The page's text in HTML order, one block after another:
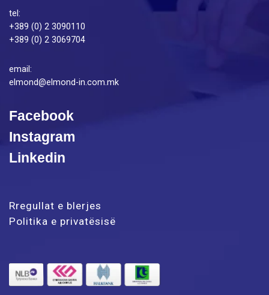
tel:
+389 (0) 2 3090110
+389 (0) 2 3069704
email:
elmond@elmond-in.com.mk
Facebook
Instagram
Linkedin
Rregullat e blerjes
Politika e privatësisë